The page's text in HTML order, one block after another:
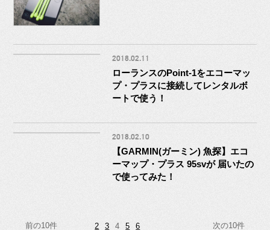
2018.02.11
ローランスのPoint-1をエコーマッ
プ・プラスに接続してレンタルボ
ートで使う！
2018.02.10
【GARMIN(ガーミン) 魚探】エコ
ーマップ・プラス 95svが 届いたの
で使ってみた！
前の10件 2 3 4 5 6 次の10件